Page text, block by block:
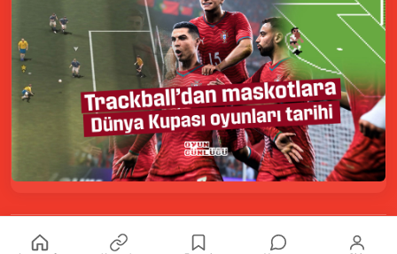
Kurumsal